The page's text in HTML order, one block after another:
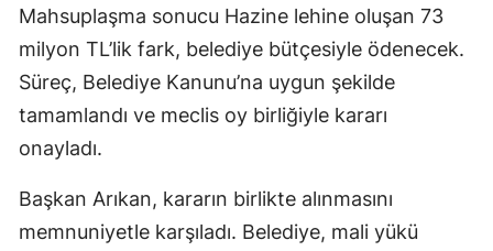
Mahsuplaşma sonucu Hazine lehine oluşan 73
milyon TL’lik fark, belediye bütçesiyle ödenecek.
Süreç, Belediye Kanunu’na uygun şekilde
tamamlandı ve meclis oy birliğiyle kararı
onayladı.
Başkan Arıkan, kararın birlikte alınmasını
memnuniyetle karşıladı. Belediye, mali yükü